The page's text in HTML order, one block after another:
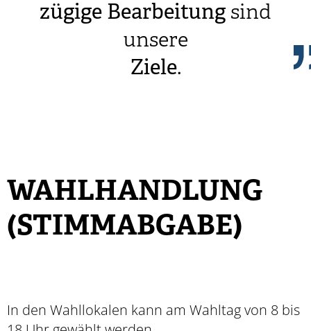
zügige Bearbeitung sind
unsere
Ziele.
WAHLHANDLUNG
(STIMMABGABE)
In den Wahllokalen kann am Wahltag von 8 bis